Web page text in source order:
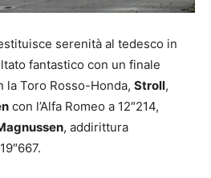
serenità al tedesco in
fantastico con un finale
la Toro Rosso-Honda, Stroll,
con l’Alfa Romeo a 12″214,
, addirittura